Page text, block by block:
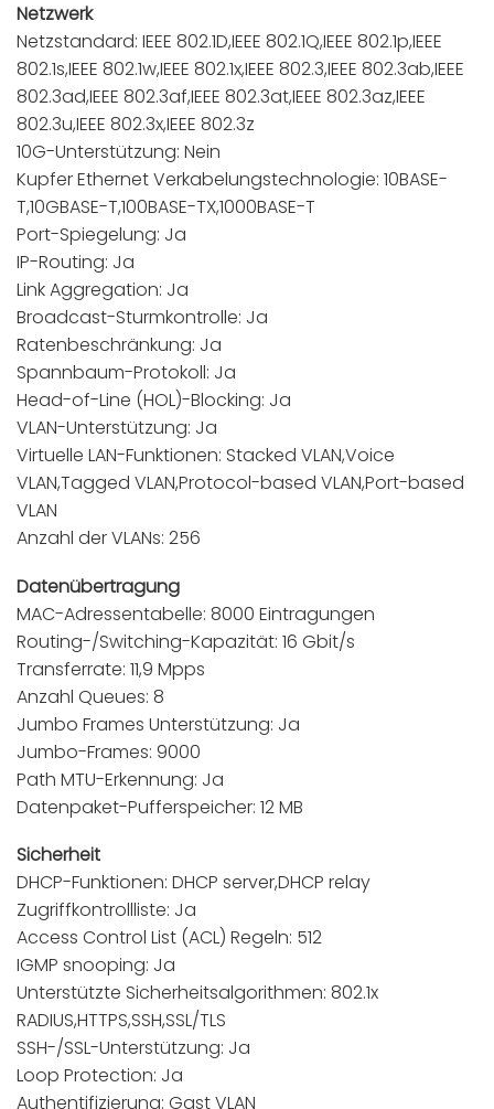
Netzwerk
Netzstandard: IEEE 802.1D,IEEE 802.1Q,IEEE 802.1p,IEEE
802.1s,IEEE 802.1w,IEEE 802.1x,IEEE 802.3,IEEE 802.3ab,IEEE
802.3ad,IEEE 802.3af,IEEE 802.3at,IEEE 802.3az,IEEE
802.3u,IEEE 802.3x,IEEE 802.3z
10G-Unterstützung: Nein
Kupfer Ethernet Verkabelungstechnologie: 10BASE-
T,10GBASE-T,100BASE-TX,1000BASE-T
Port-Spiegelung: Ja
IP-Routing: Ja
Link Aggregation: Ja
Broadcast-Sturmkontrolle: Ja
Ratenbeschränkung: Ja
Spannbaum-Protokoll: Ja
Head-of-Line (HOL)-Blocking: Ja
VLAN-Unterstützung: Ja
Virtuelle LAN-Funktionen: Stacked VLAN,Voice
VLAN,Tagged VLAN,Protocol-based VLAN,Port-based
VLAN
Anzahl der VLANs: 256
Datenübertragung
MAC-Adressentabelle: 8000 Eintragungen
Routing-/Switching-Kapazität: 16 Gbit/s
Transferrate: 11,9 Mpps
Anzahl Queues: 8
Jumbo Frames Unterstützung: Ja
Jumbo-Frames: 9000
Path MTU-Erkennung: Ja
Datenpaket-Pufferspeicher: 12 MB
Sicherheit
DHCP-Funktionen: DHCP server,DHCP relay
Zugriffkontrollliste: Ja
Access Control List (ACL) Regeln: 512
IGMP snooping: Ja
Unterstützte Sicherheitsalgorithmen: 802.1x
RADIUS,HTTPS,SSH,SSL/TLS
SSH-/SSL-Unterstützung: Ja
Loop Protection: Ja
Authentifizierung: Gast VLAN